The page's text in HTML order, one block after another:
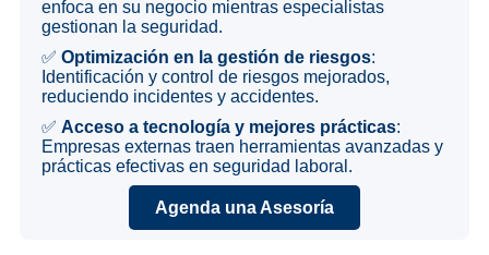
enfoca en su negocio mientras especialistas
gestionan la seguridad.
✅ Optimización en la gestión de riesgos:
Identificación y control de riesgos mejorados,
reduciendo incidentes y accidentes.
✅ Acceso a tecnología y mejores prácticas:
Empresas externas traen herramientas avanzadas y
prácticas efectivas en seguridad laboral.
Agenda una Asesoría